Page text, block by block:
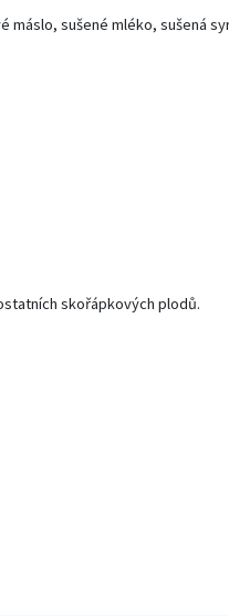
máslo, sušené mléko, sušená
skořápkových plodů.